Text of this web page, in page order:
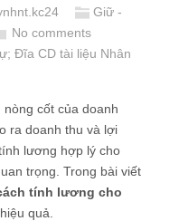
Giữ -
No comments
; Đĩa CD tài liệu Nhân
cốt của doanh
ra doanh thu và lợi
lương hợp lý cho
trọng. Trong bài viết
tính lương cho
quả.